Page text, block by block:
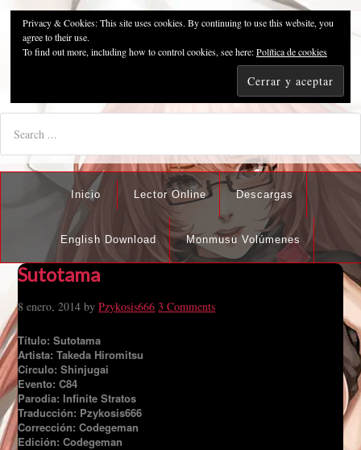
Pzykosis666HFansub
"I'm the best there is at what I do, but what I do best isn't very
Inicio Lector Online Descargas
English Download Monmusu Volúmenes
Sutotama
8 enero, 2014 byPzykosis666 3 Comments
Título: Sutotama
Artista: Takeda Hiromitsu
Círculo: Shinjugai
Evento: C84
Parodia: Infinite Stratos
Traducción: Pzykosis666
Corrección: Codegeman
Edición: Codegeman
Privacy & Cookies: This site uses cookies. By continuing to use this website, you
agree to their use.
To find out more, including how to control cookies, see here:Política de cookies